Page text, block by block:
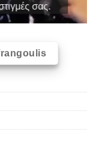
σας.